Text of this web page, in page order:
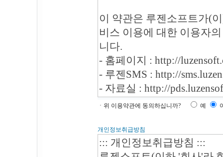
ㆍ위 이용약관에 동의하십니까? 예
개인정보취급방침